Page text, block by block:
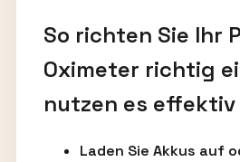
So richten Sie Ihr
Oximeter richtig
nutzen es effektiv
Laden Sie Akkus auf